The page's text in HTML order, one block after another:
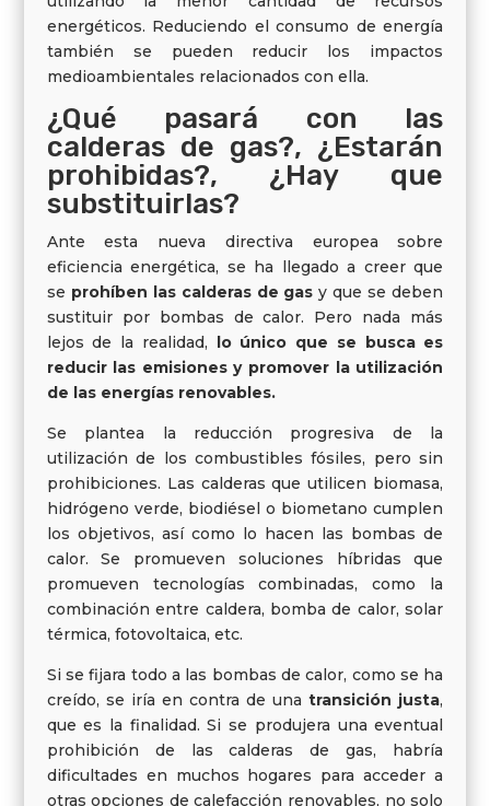
energéticos. Reduciendo el consumo de energía
también se pueden reducir los impactos
medioambientales relacionados con ella.
¿Qué pasará con las
calderas de gas?, ¿Estarán
prohibidas?, ¿Hay que
substituirlas?
Ante esta nueva directiva europea sobre
eficiencia energética, se ha llegado a creer que
se prohíben las calderas de gas y que se deben
sustituir por bombas de calor. Pero nada más
lejos de la realidad,
lo único que se busca es
reducir las emisiones y promover la utilización
de las energías renovables.
Se plantea la reducción progresiva de la
utilización de los combustibles fósiles, pero sin
prohibiciones. Las calderas que utilicen biomasa,
hidrógeno verde, biodiésel o biometano cumplen
los objetivos, así como lo hacen las bombas de
calor. Se promueven soluciones híbridas que
promueven tecnologías combinadas, como la
combinación entre caldera, bomba de calor, solar
térmica, fotovoltaica, etc.
Si se fijara todo a las bombas de calor, como se ha
creído, se iría en contra de unatransición justa,
que es la finalidad. Si se produjera una eventual
prohibición de las calderas de gas, habría
dificultades en muchos hogares para acceder a
otras opciones de calefacción renovables, no solo